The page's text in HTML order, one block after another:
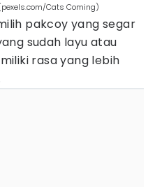
Cats Coming)
pakcoy yang segar
sudah layu atau
rasa yang lebih